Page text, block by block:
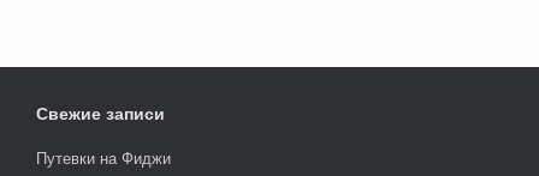
Свежие записи
Путевки на Фиджи